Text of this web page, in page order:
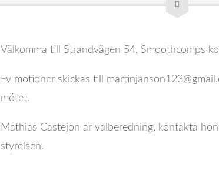
Välkomma till Strandvägen 54, Smoothcomps
Ev motioner skickas till
mötet.
Mathias Castejon är valberedning, kontakta
styrelsen.